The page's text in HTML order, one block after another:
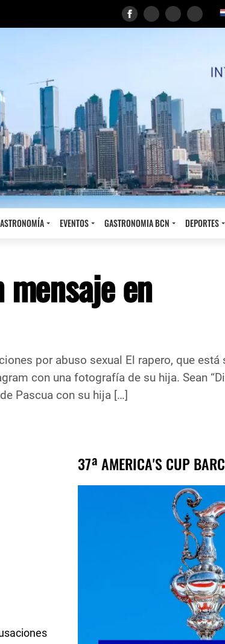
EVENTOS GASTRONOMIA BCN DEPORTES
en
por abuso sexual El rapero, que está
con una fotografía de su hija. Sean
Pascua con su hija […]
37ª AMERICA'S CUP